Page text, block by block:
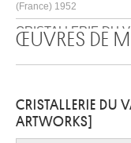
(France) 1952
CRISTALLERIE DU
Artworks]
ŒUVRES DE
CRISTALLERIE DU
ARTWORKS]